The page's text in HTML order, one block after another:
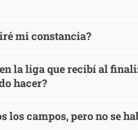
mi constancia?
la liga que recibí al
hacer?
los campos, pero no se